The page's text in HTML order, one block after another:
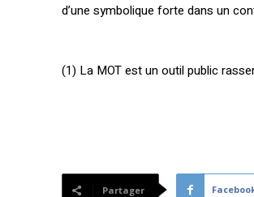
d’une symbolique forte dans un
(1) La MOT est un outil public
Partager